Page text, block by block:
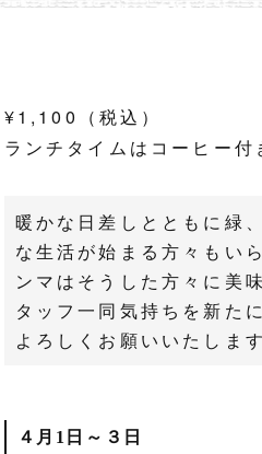
¥1,100（税込）
ランチタイムはコーヒー付
暖かな日差しとともに緑
な生活が始まる方々もい
ンマはそうした方々に美
タッフ一同気持ちを新た
よろしくお願いいたしま
４月1日～３日